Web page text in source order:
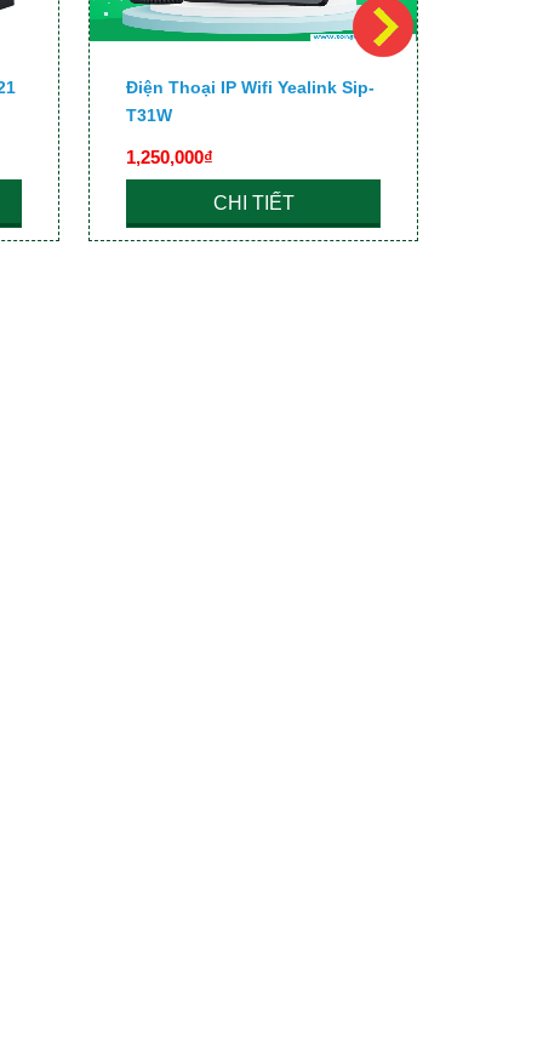
Điện Thoại IP Wifi Yealink Sip-
T31W
1,250,000₫
CHI TIẾT